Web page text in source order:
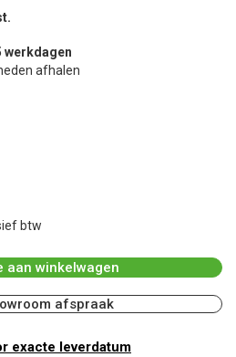
werkdagen
afhalen
btw
aan winkelwagen
afspraak
exacte leverdatum